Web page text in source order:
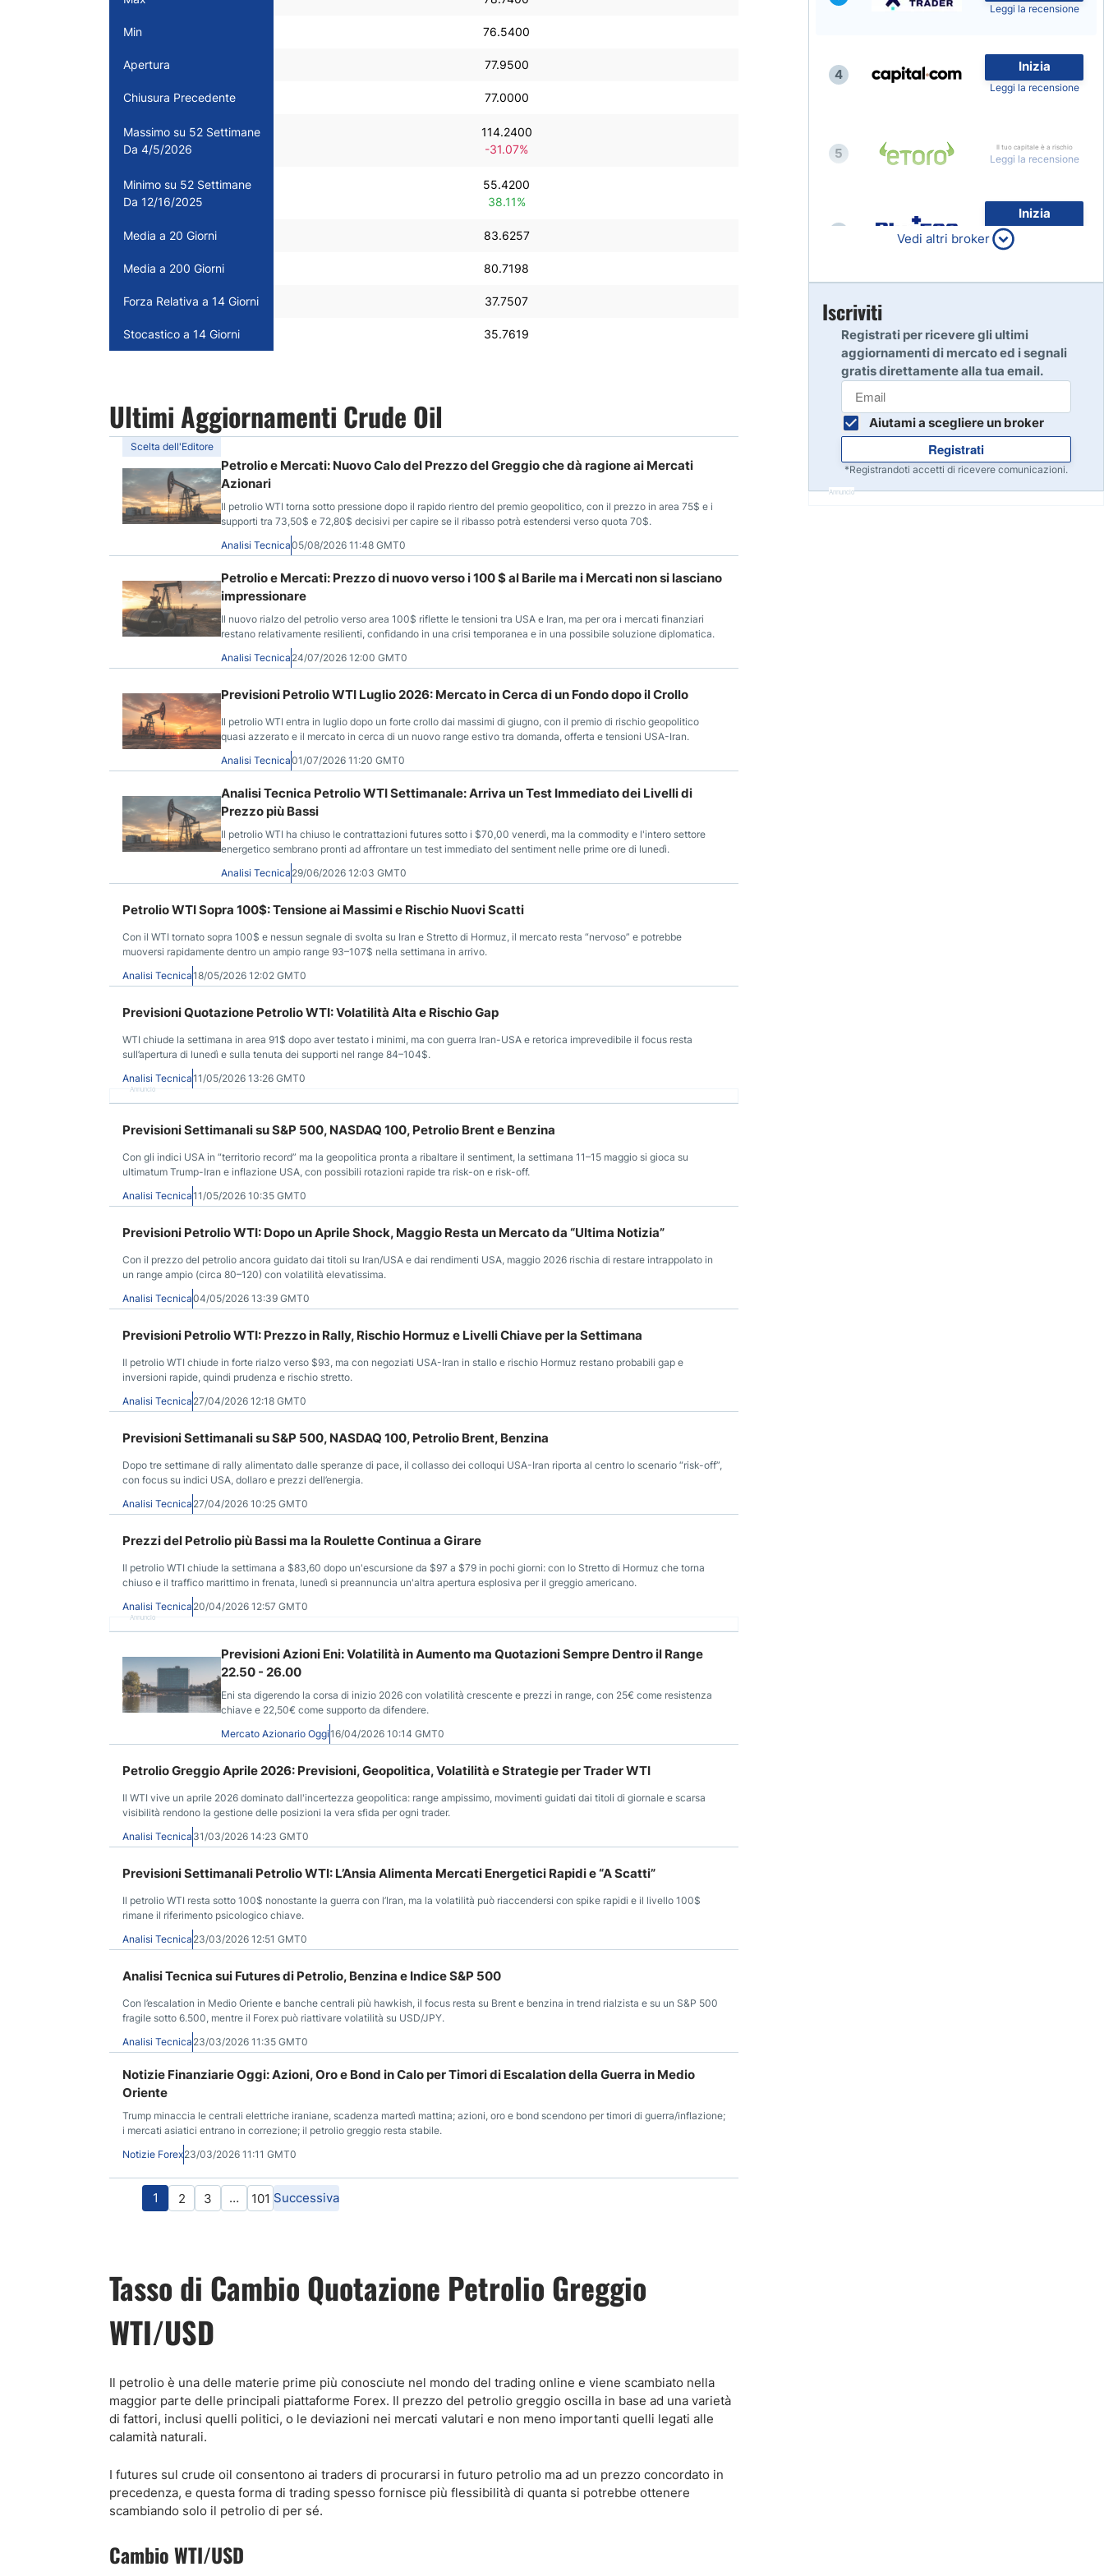
Min 76.5400
Apertura 77.9500
Chiusura Precedente 77.0000
Massimo su 52 Settimane
Da 4/5/2026
114.2400
-31.07%
Minimo su 52 Settimane
Da 12/16/2025
55.4200
38.11%
Media a 20 Giorni 83.6257
Media a 200 Giorni 80.7198
Forza Relativa a 14 Giorni 37.7507
Stocastico a 14 Giorni 35.7619
Ultimi Aggiornamenti Crude Oil
Scelta dell'Editore
Petrolio e Mercati: Nuovo Calo del Prezzo del Greggio che dà ragione ai Mercati
Azionari
Il petrolio WTI torna sotto pressione dopo il rapido rientro del premio geopolitico, con il prezzo in area 75$ e i
supporti tra 73,50$ e 72,80$ decisivi per capire se il ribasso potrà estendersi verso quota 70$.
Analisi Tecnica05/08/2026 11:48 GMT0
Petrolio e Mercati: Prezzo di nuovo verso i 100 $ al Barile ma i Mercati non si lasciano
impressionare
Il nuovo rialzo del petrolio verso area 100$ riflette le tensioni tra USA e Iran, ma per ora i mercati finanziari
restano relativamente resilienti, confidando in una crisi temporanea e in una possibile soluzione diplomatica.
Analisi Tecnica 24/07/2026 12:00 GMT0
Previsioni Petrolio WTI Luglio 2026: Mercato in Cerca di un Fondo dopo il Crollo
Il petrolio WTI entra in luglio dopo un forte crollo dai massimi di giugno, con il premio di rischio geopolitico
quasi azzerato e il mercato in cerca di un nuovo range estivo tra domanda, offerta e tensioni USA-Iran.
Analisi Tecnica01/07/2026 11:20 GMT0
Analisi Tecnica Petrolio WTI Settimanale: Arriva un Test Immediato dei Livelli di
Prezzo più Bassi
Il petrolio WTI ha chiuso le contrattazioni futures sotto i $70,00 venerdì, ma la commodity e l'intero settore
energetico sembrano pronti ad affrontare un test immediato del sentiment nelle prime ore di lunedì.
Analisi Tecnica 29/06/2026 12:03 GMT0
Petrolio WTI Sopra 100$: Tensione ai Massimi e Rischio Nuovi Scatti
Con il WTI tornato sopra 100$ e nessun segnale di svolta su Iran e Stretto di Hormuz, il mercato resta “nervoso” e potrebbe
muoversi rapidamente dentro un ampio range 93–107$ nella settimana in arrivo.
Analisi Tecnica18/05/2026 12:02 GMT0
Previsioni Quotazione Petrolio WTI: Volatilità Alta e Rischio Gap
WTI chiude la settimana in area 91$ dopo aver testato i minimi, ma con guerra Iran-USA e retorica imprevedibile il focus resta
sull’apertura di lunedì e sulla tenuta dei supporti nel range 84–104$.
Analisi Tecnica11/05/2026 13:26 GMT0
Annuncio
Previsioni Settimanali su S&P 500, NASDAQ 100, Petrolio Brent e Benzina
Con gli indici USA in “territorio record” ma la geopolitica pronta a ribaltare il sentiment, la settimana 11–15 maggio si gioca su
ultimatum Trump-Iran e inflazione USA, con possibili rotazioni rapide tra risk-on e risk-off.
Analisi Tecnica11/05/2026 10:35 GMT0
Previsioni Petrolio WTI: Dopo un Aprile Shock, Maggio Resta un Mercato da “Ultima Notizia”
Con il prezzo del petrolio ancora guidato dai titoli su Iran/USA e dai rendimenti USA, maggio 2026 rischia di restare intrappolato in
un range ampio (circa 80–120) con volatilità elevatissima.
Analisi Tecnica04/05/2026 13:39 GMT0
Previsioni Petrolio WTI: Prezzo in Rally, Rischio Hormuz e Livelli Chiave per la Settimana
Il petrolio WTI chiude in forte rialzo verso $93, ma con negoziati USA-Iran in stallo e rischio Hormuz restano probabili gap e
inversioni rapide, quindi prudenza e rischio stretto.
Analisi Tecnica 27/04/2026 12:18 GMT0
Previsioni Settimanali su S&P 500, NASDAQ 100, Petrolio Brent, Benzina
Dopo tre settimane di rally alimentato dalle speranze di pace, il collasso dei colloqui USA-Iran riporta al centro lo scenario “risk-off”,
con focus su indici USA, dollaro e prezzi dell’energia.
Analisi Tecnica 27/04/2026 10:25 GMT0
Prezzi del Petrolio più Bassi ma la Roulette Continua a Girare
Il petrolio WTI chiude la settimana a $83,60 dopo un'escursione da $97 a $79 in pochi giorni: con lo Stretto di Hormuz che torna
chiuso e il traffico marittimo in frenata, lunedì si preannuncia un'altra apertura esplosiva per il greggio americano.
Analisi Tecnica 20/04/2026 12:57 GMT0
Annuncio
Previsioni Azioni Eni: Volatilità in Aumento ma Quotazioni Sempre Dentro il Range
22.50 - 26.00
Eni sta digerendo la corsa di inizio 2026 con volatilità crescente e prezzi in range, con 25€ come resistenza
chiave e 22,50€ come supporto da difendere.
Mercato Azionario Oggi16/04/2026 10:14 GMT0
Petrolio Greggio Aprile 2026: Previsioni, Geopolitica, Volatilità e Strategie per Trader WTI
Il WTI vive un aprile 2026 dominato dall'incertezza geopolitica: range ampissimo, movimenti guidati dai titoli di giornale e scarsa
visibilità rendono la gestione delle posizioni la vera sfida per ogni trader.
Analisi Tecnica 31/03/2026 14:23 GMT0
Previsioni Settimanali Petrolio WTI: L’Ansia Alimenta Mercati Energetici Rapidi e “A Scatti”
Il petrolio WTI resta sotto 100$ nonostante la guerra con l’Iran, ma la volatilità può riaccendersi con spike rapidi e il livello 100$
rimane il riferimento psicologico chiave.
Analisi Tecnica 23/03/2026 12:51 GMT0
Analisi Tecnica sui Futures di Petrolio, Benzina e Indice S&P 500
Con l’escalation in Medio Oriente e banche centrali più hawkish, il focus resta su Brent e benzina in trend rialzista e su un S&P 500
fragile sotto 6.500, mentre il Forex può riattivare volatilità su USD/JPY.
Analisi Tecnica 23/03/2026 11:35 GMT0
Notizie Finanziarie Oggi: Azioni, Oro e Bond in Calo per Timori di Escalation della Guerra in Medio
Oriente
Trump minaccia le centrali elettriche iraniane, scadenza martedì mattina; azioni, oro e bond scendono per timori di guerra/inflazione;
i mercati asiatici entrano in correzione; il petrolio greggio resta stabile.
Notizie Forex23/03/2026 11:11 GMT0
1 2 3 … 101 Successiva
Tasso di Cambio Quotazione Petrolio Greggio
WTI/USD
Il petrolio è una delle materie prime più conosciute nel mondo del trading online e viene scambiato nella
maggior parte delle principali piattaforme Forex. Il prezzo del petrolio greggio oscilla in base ad una varietà
di fattori, inclusi quelli politici, o le deviazioni nei mercati valutari e non meno importanti quelli legati alle
calamità naturali.
I futures sul crude oil consentono ai traders di procurarsi in futuro petrolio ma ad un prezzo concordato in
precedenza, e questa forma di trading spesso fornisce più flessibilità di quanta si potrebbe ottenere
scambiando solo il petrolio di per sé.
Cambio WTI/USD
Leggi la recensione
4
Inizia
Leggi la recensione
5 Il tuo capitale è a rischio
Leggi la recensione
Inizia
80% dei conti al dettaglio di
CFD perdono denaro
7
Inizia
Inizia
Vedi altri broker
Iscriviti
Registrati per ricevere gli ultimi
aggiornamenti di mercato ed i segnali
gratis direttamente alla tua email.
Aiutami a scegliere un broker
Registrati
*Registrandoti accetti di ricevere comunicazioni.
Annuncio